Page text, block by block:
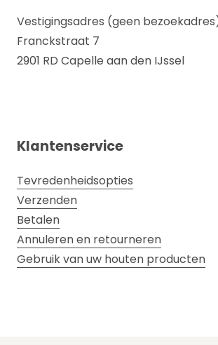
Vestigingsadres (geen
Franckstraat 7
2901 RD Capelle aan den IJssel
Klantenservice
Tevredenheidsopties
Verzenden
Betalen
Annuleren en retourneren
Gebruik van uw houten producten